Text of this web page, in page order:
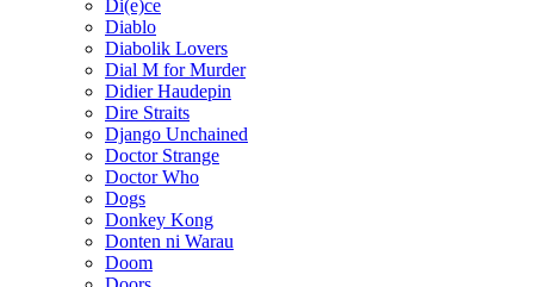
Di(e)ce
Diablo
Diabolik Lovers
Dial M for Murder
Didier Haudepin
Dire Straits
Django Unchained
Doctor Strange
Doctor Who
Dogs
Donkey Kong
Donten ni Warau
Doom